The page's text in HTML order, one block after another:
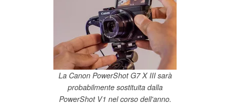
La Canon PowerShot G7 X III sarà
probabilmente sostituita dalla
PowerShot V1 nel corso dell'anno.